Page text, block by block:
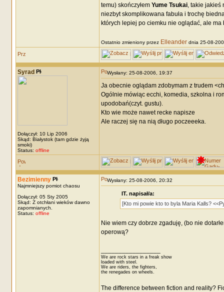
temu) skończyłem Yume Tsukai, takie jakieś
niezbyt skomplikowana fabuła i trochę
których lepiej po ciemku nie oglądać, ale
Ostatnio zmieniony przez Elleanderdnia 25-08-
Syrad
Dołączył: 10 Lip 2006
Skąd: Białystok (tam gdzie żyją
smoki)
Status: offline
Wysłany: 25-08-2006, 19:37
Ja obecnie oglądam zdobymam z trudem
Ogólnie mówiąc ecchi, komedia, szkolna i
upodobań(czyt. gustu).
Kto wie może nawet recke napisze
Ale raczej się na nią długo poczeeeka.
Bezimienny
Najmniejszy pomiot chaosu
Dołączył: 05 Sty 2005
Skąd: Z otchłani wieków dawno
zapomnianych.
Status: offline
Wysłany: 25-08-2006, 20:32
IT. napisał/a:
[Kto mi powie kto to byla Maria Kalls?
Nie wiem czy dobrze zgaduję, (bo nie
operową?
We are rock stars in a freak show
loaded with steel.
We are riders, the fighters,
the renegades on wheels.
The difference between fiction and reality?